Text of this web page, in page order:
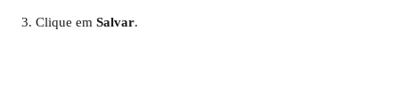
Clique em Salvar.